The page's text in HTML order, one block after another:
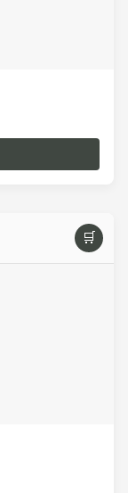
🛒